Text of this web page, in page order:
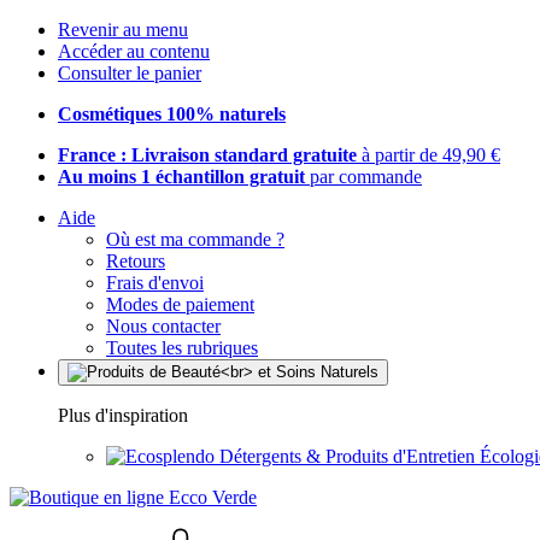
Revenir au menu
Accéder au contenu
Consulter le panier
Cosmétiques 100% naturels
France : Livraison standard gratuite à partir de 49,90 €
Au moins 1 échantillon gratuit par commande
Aide
Où est ma commande ?
Retours
Frais d'envoi
Modes de paiement
Nous contacter
Toutes les rubriques
Plus d'inspiration
Détergents & Produits d'Entretien